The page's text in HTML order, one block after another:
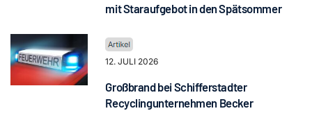
mit Staraufgebot in den Spätsommer
12. JULI 2026
Großbrand bei Schifferstadter
Recyclingunternehmen Becker